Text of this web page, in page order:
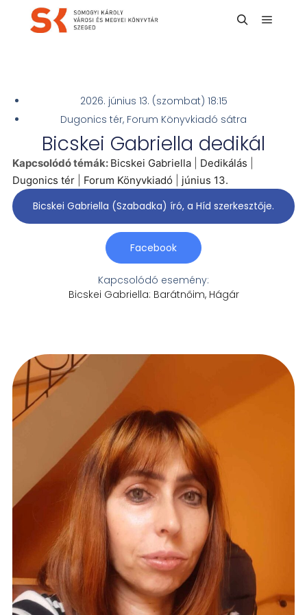
2026. június 13. (szombat) 18:15
Dugonics tér, Forum Könyvkiadó sátra
Bicskei Gabriella dedikál
Kapcsolódó témák: Bicskei Gabriella Dedikálás
Dugonics tér
Forum Könyvkiadó június 13.
Bicskei Gabriella (Szabadka) író, a Híd szerkesztője.
Facebook
Kapcsolódó esemény:
Bicskei Gabriella: Barátnőim, Hágár